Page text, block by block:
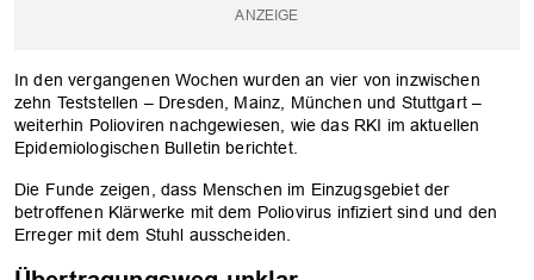
In den vergangenen Wochen wurden an vier von inzwischen
zehn Teststellen – Dresden, Mainz, München und Stuttgart –
weiterhin Polioviren nachgewiesen, wie das RKI im aktuellen
Epidemiologischen Bulletin berichtet.
Die Funde zeigen, dass Menschen im Einzugsgebiet der
betroffenen Klärwerke mit dem Poliovirus infiziert sind und den
Erreger mit dem Stuhl ausscheiden.